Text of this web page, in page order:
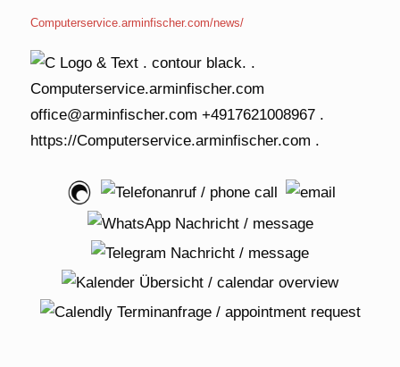
Computerservice.arminfischer.com/news/